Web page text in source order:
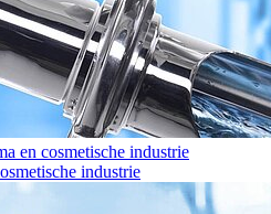
en cosmetische industrie
industrie